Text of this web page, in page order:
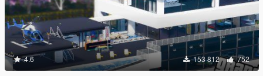
4.6 153 812 752